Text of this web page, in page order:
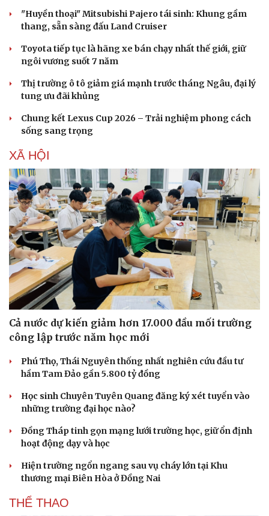
"Huyền thoại" Mitsubishi Pajero tái sinh: Khung gầm
thang, sẵn sàng đấu Land Cruiser
Toyota tiếp tục là hãng xe bán chạy nhất thế giới, giữ
ngôi vương suốt 7 năm
Thị trường ô tô giảm giá mạnh trước tháng Ngâu, đại lý
tung ưu đãi khủng
Chung kết Lexus Cup 2026 – Trải nghiệm phong cách
sống sang trọng
XÃ HỘI
Cả nước dự kiến giảm hơn 17.000 đầu mối trường
công lập trước năm học mới
Phú Thọ, Thái Nguyên thống nhất nghiên cứu đầu tư
hầm Tam Đảo gần 5.800 tỷ đồng
Học sinh Chuyên Tuyên Quang đăng ký xét tuyển vào
những trường đại học nào?
Đồng Tháp tinh gọn mạng lưới trường học, giữ ổn định
hoạt động dạy và học
Hiện trường ngổn ngang sau vụ cháy lớn tại Khu
thương mại Biên Hòa ở Đồng Nai
THỂ THAO